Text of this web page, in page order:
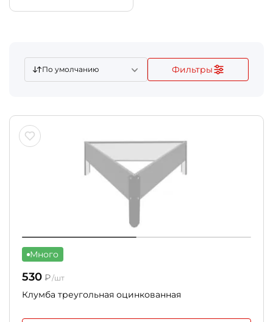
По умолчанию Фильтры
Много
530 ₽/шт
Клумба треугольная оцинкованная